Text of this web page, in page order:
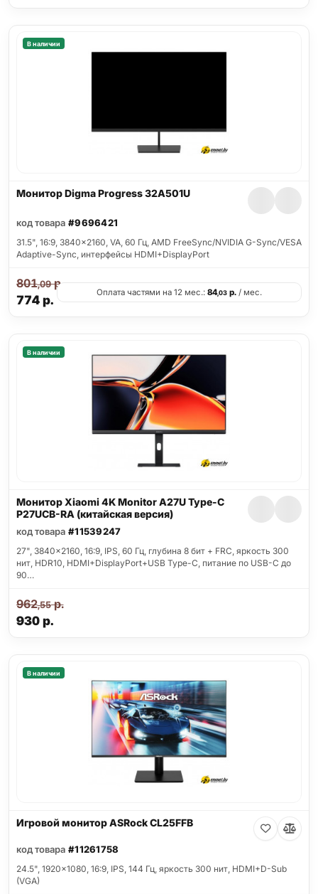
В наличии
Монитор Digma Progress 32A501U
код товара #9696421
31.5", 16:9, 3840x2160, VA, 60 Гц, AMD FreeSync/NVIDIA G-Sync/VESA
Adaptive-Sync, интерфейсы HDMI+DisplayPort
774р.
801,09р.
Оплата частями на 12 мес.: 84,03р./ мес.
В наличии
Монитор Xiaomi 4K Monitor A27U Type-C
P27UCB-RA (китайская версия)
код товара #11539247
27", 3840x2160, 16:9, IPS, 60 Гц, глубина 8 бит + FRC, яркость 300
нит, HDR10, HDMI+DisplayPort+USB Type-C, питание по USB-C до
90…
930р.
962,55р.
В наличии
Игровой монитор ASRock CL25FFB
код товара #11261758
24.5", 1920x1080, 16:9, IPS, 144 Гц, яркость 300 нит, HDMI+D-Sub
(VGA)